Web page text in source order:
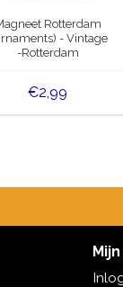
Rotterdam
- Vintage
-Rotterdam
€2,99